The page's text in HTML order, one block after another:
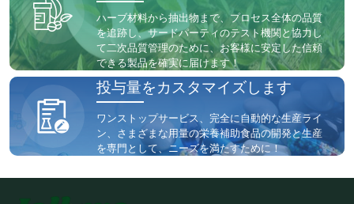
ハーブ材料から抽出物まで、プロセス全体の品質
を追跡し、サードパーティのテスト機関と協力し
て二次品質管理のために、お客様に安定した信頼
できる製品を確実に届けます！
投与量をカスタマイズします
ワンストップサービス、完全に自動的な生産ライ
ン、さまざまな用量の栄養補助食品の開発と生産
を専門として、ニーズを満たすために！